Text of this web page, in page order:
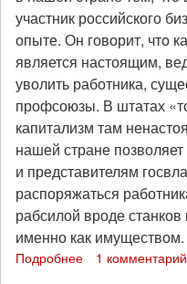
участник российского
опыте. Он говорит, что
является настоящим,
уволить работника,
профсоюзы. В штатах
капитализм там
нашей стране
и представителям
распоряжаться
рабсилой вроде
именно как имуществом.
Подробнее 1 комментарий